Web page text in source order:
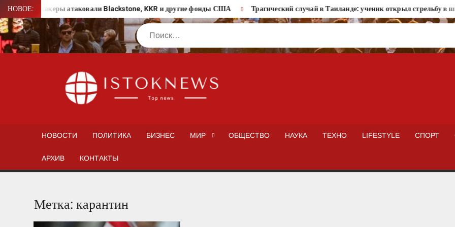
Перейти
к
содержимому
НОВОЕ:
стрит: хакеры атаковали Blackstone, KKR и другие фонды США Трагический случай в Таиланде: ученик открыл стрельбу в
Поиск
НОВОСТИ ПОЛИТИКА БИЗНЕС МИР ОБЩЕСТВО НАУКА ТЕХНО LIFESTYLE СПОРТ
АРХИВ КОНТАКТЫ
Метка:карантин